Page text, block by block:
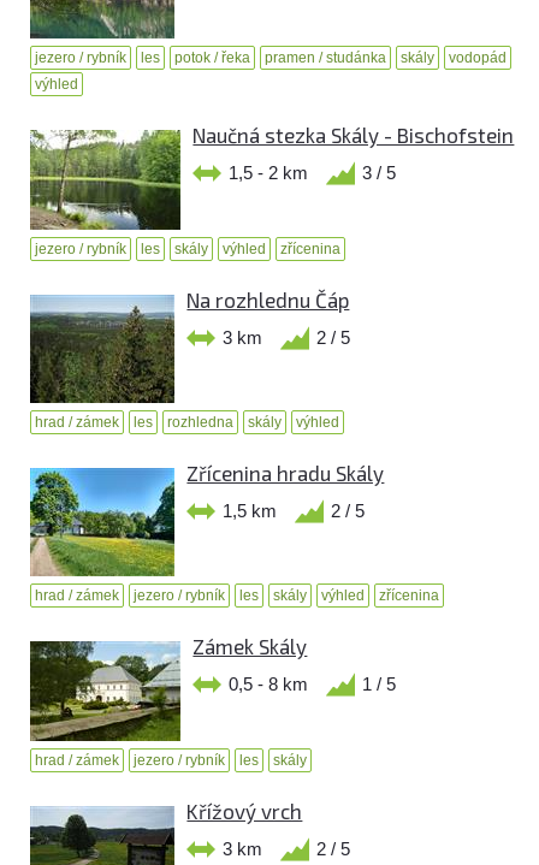
jezero / rybník les potok / řeka pramen / studánka skály
vodopád
výhled
Naučná stezka Skály - Bischofstein
1,5 - 2 km 3 / 5
jezero / rybník les skály výhled zřícenina
Na rozhlednu Čáp
3 km 2 / 5
hrad / zámek les rozhledna skály výhled
Zřícenina hradu Skály
1,5 km 2 / 5
hrad / zámek jezero / rybník les skály výhled zřícenina
Zámek Skály
0,5 - 8 km 1 / 5
hrad / zámek jezero / rybník les skály
Křížový vrch
3 km 2 / 5